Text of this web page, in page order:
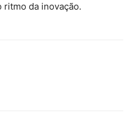
ritmo da inovação.